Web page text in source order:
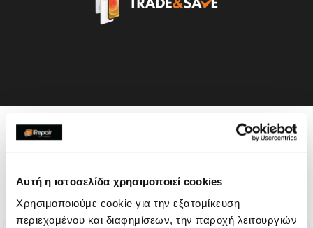
Αυτή η ιστοσελίδα χρησιμοποιεί cookies
Χρησιμοποιούμε cookie για την εξατομίκευση
περιεχομένου και διαφημίσεων, την παροχή λειτουργιών
Η συσκευή σου μπορεί να
τις παρακάτω επισκευές: